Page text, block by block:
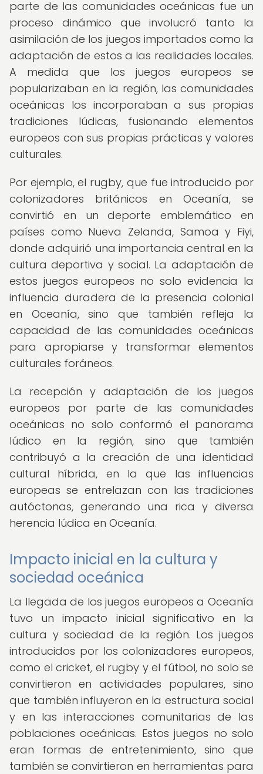
parte de las comunidades oceánicas fue un
proceso dinámico que involucró tanto la
asimilación de los juegos importados como la
adaptación de estos a las realidades locales.
A medida que los juegos europeos se
popularizaban en la región, las comunidades
oceánicas los incorporaban a sus propias
tradiciones lúdicas, fusionando elementos
europeos con sus propias prácticas y valores
culturales.
Por ejemplo, el rugby, que fue introducido por
colonizadores británicos en Oceanía, se
convirtió en un deporte emblemático en
países como Nueva Zelanda, Samoa y Fiyi,
donde adquirió una importancia central en la
cultura deportiva y social. La adaptación de
estos juegos europeos no solo evidencia la
influencia duradera de la presencia colonial
en Oceanía, sino que también refleja la
capacidad de las comunidades oceánicas
para apropiarse y transformar elementos
culturales foráneos.
La recepción y adaptación de los juegos
europeos por parte de las comunidades
oceánicas no solo conformó el panorama
lúdico en la región, sino que también
contribuyó a la creación de una identidad
cultural híbrida, en la que las influencias
europeas se entrelazan con las tradiciones
autóctonas, generando una rica y diversa
herencia lúdica en Oceanía.
Impacto inicial en la cultura y
sociedad oceánica
La llegada de los juegos europeos a Oceanía
tuvo un impacto inicial significativo en la
cultura y sociedad de la región. Los juegos
introducidos por los colonizadores europeos,
como el cricket, el rugby y el fútbol, no solo se
convirtieron en actividades populares, sino
que también influyeron en la estructura social
y en las interacciones comunitarias de las
poblaciones oceánicas. Estos juegos no solo
eran formas de entretenimiento, sino que
también se convirtieron en herramientas para